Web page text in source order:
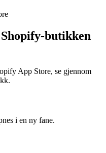
butikken
App Store, se gjennom
i en ny fane.